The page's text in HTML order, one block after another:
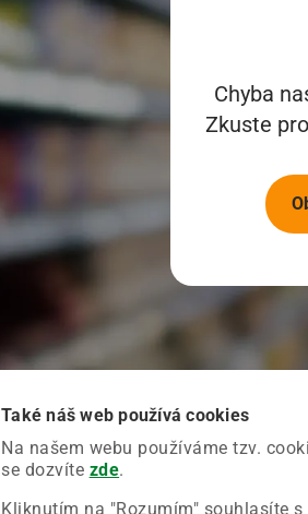
Také náš web používá cookies
Na našem webu používáme tzv.
se dozvíte zde.
Kliknutím na "Rozumím" souhlasíte
Chyba
Zkuste